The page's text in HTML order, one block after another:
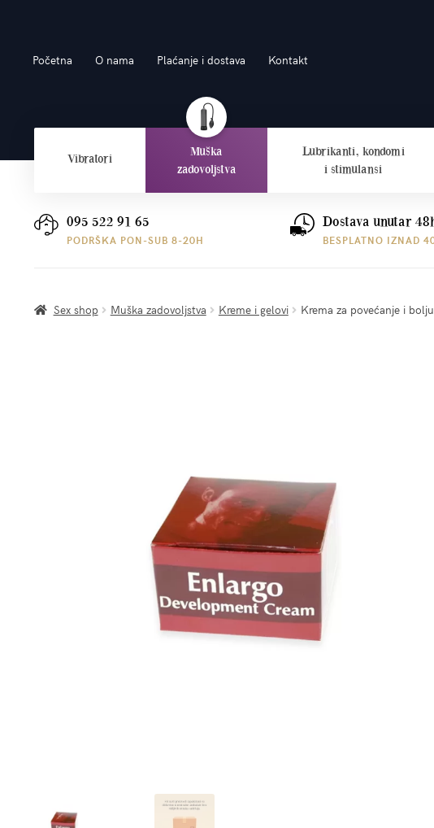
na
do
Početna O nama Plaćanje i dostava Kontakt
Vibratori
Muška
zadovoljstva
Lubrikanti, kondomi
i stimulansi
095 522 91 65
PODRŠKA PON-SUB 8-20H
Dostava unutar
BESPLATNO IZNAD
Sex shop Muška zadovoljstva Kreme i gelovi Krema za povećanje i